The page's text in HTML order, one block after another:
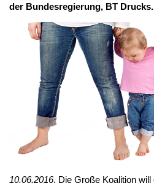
der Bun­des­re­gie­rung, BT Drucks.
10.06.2016. Die Gro­ße Ko­ali­ti­on will